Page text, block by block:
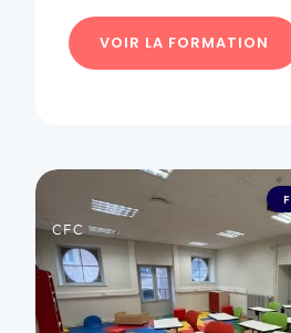
VOIR LA FORMATION
CFC